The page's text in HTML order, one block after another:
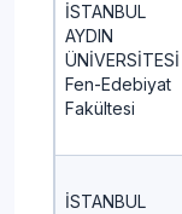
İSTANBUL
AYDIN
ÜNİVERSİTESİ
Fen-Edebiyat
Fakültesi
İSTANBUL